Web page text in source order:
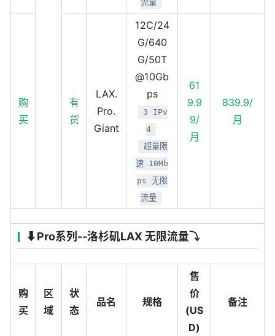
流量
购
买
有
货
LAX.
Pro.
Giant
12C/24
G/640
G/50T
@10Gb
ps
3 IPv
4
超量限
速 10Mb
ps 无限
流量
61
9.9
9/
月
839.9/
月
⬇️Pro系列--洛杉矶LAX 无限流量⤵️
购
买
区
域
状
态
品名 规格
售
价
(US
D)
备注